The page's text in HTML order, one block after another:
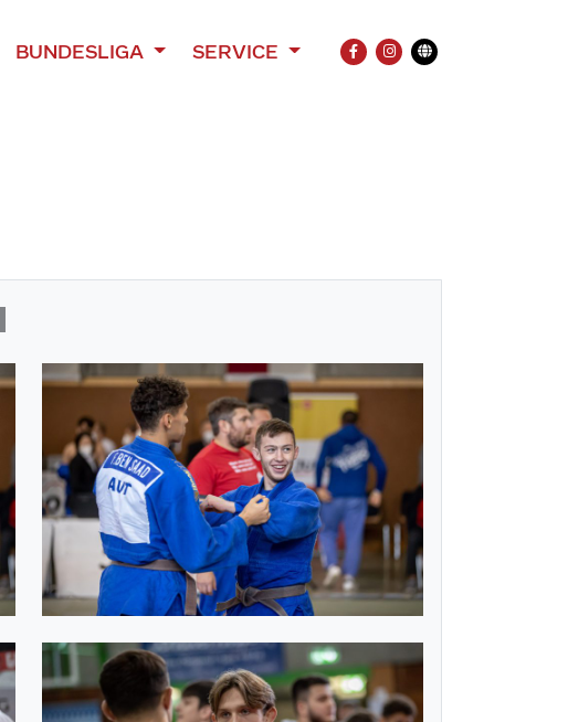
BUNDESLIGA SERVICE
FACEBOOK
INSTAGRAM
Übersetzung